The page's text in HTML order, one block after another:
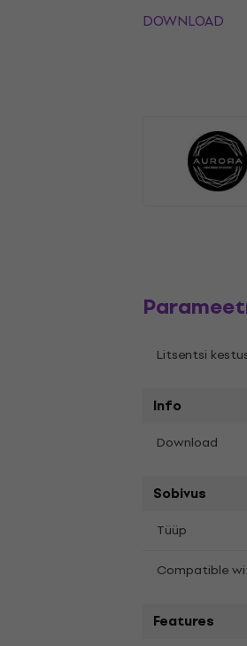
DOWNLOAD
Litsentsi
Info
Download
Sobivus
Tüüp
Compatible
Features